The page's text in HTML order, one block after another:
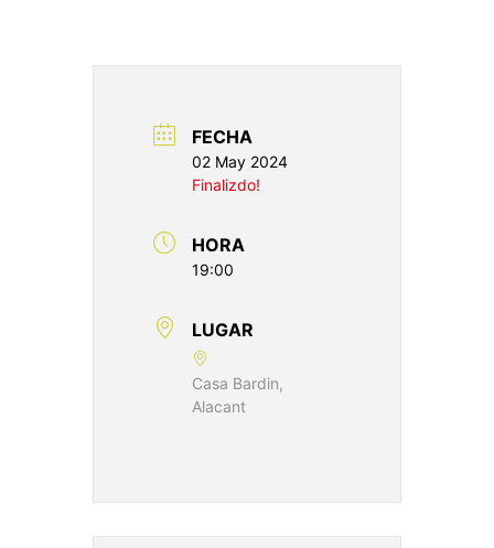
FECHA
02 May 2024
Finalizdo!
HORA
19:00
LUGAR
Casa Bardin,
Alacant